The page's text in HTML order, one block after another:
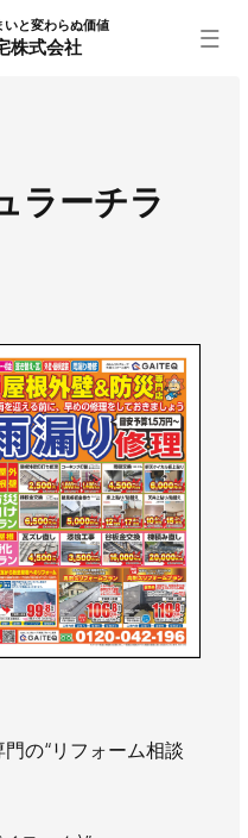
新築住宅事業
拠点紹介
知らせ
チラシ
る
イト採用
いと変わらぬ価値
株式会社
ラーチラ
の“リフォーム相談